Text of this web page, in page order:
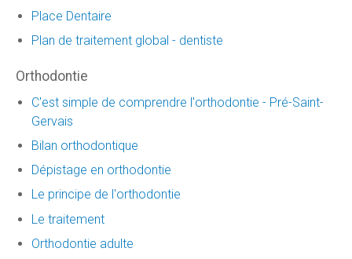
Place Dentaire
Plan de traitement global - dentiste
Orthodontie
C'est simple de comprendre l'orthodontie - Pré-Saint-
Gervais
Bilan orthodontique
Dépistage en orthodontie
Le principe de l'orthodontie
Le traitement
Orthodontie adulte